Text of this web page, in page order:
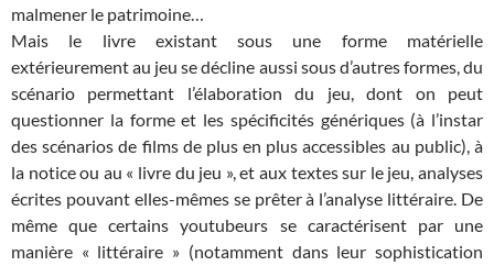
malmener le patrimoine…
Mais le livre existant sous une forme matérielle
extérieurement au jeu se décline aussi sous d’autres formes, du
scénario permettant l’élaboration du jeu, dont on peut
questionner la forme et les spécificités génériques (à l’instar
des scénarios de films de plus en plus accessibles au public), à
la notice ou au « livre du jeu », et aux textes sur le jeu, analyses
écrites pouvant elles-mêmes se prêter à l’analyse littéraire. De
même que certains youtubeurs se caractérisent par une
manière « littéraire » (notamment dans leur sophistication